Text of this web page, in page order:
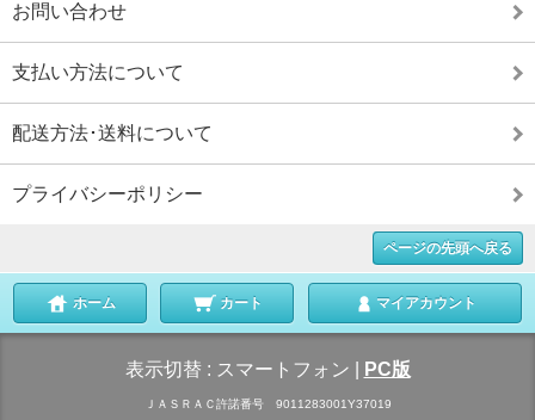
お問い合わせ
支払い方法について
配送方法･送料について
プライバシーポリシー
ページの先頭へ戻る
ホーム カート マイアカウント
表示切替 : スマートフォン PC版
ＪＡＳＲＡＣ許諾番号 9011283001Y37019